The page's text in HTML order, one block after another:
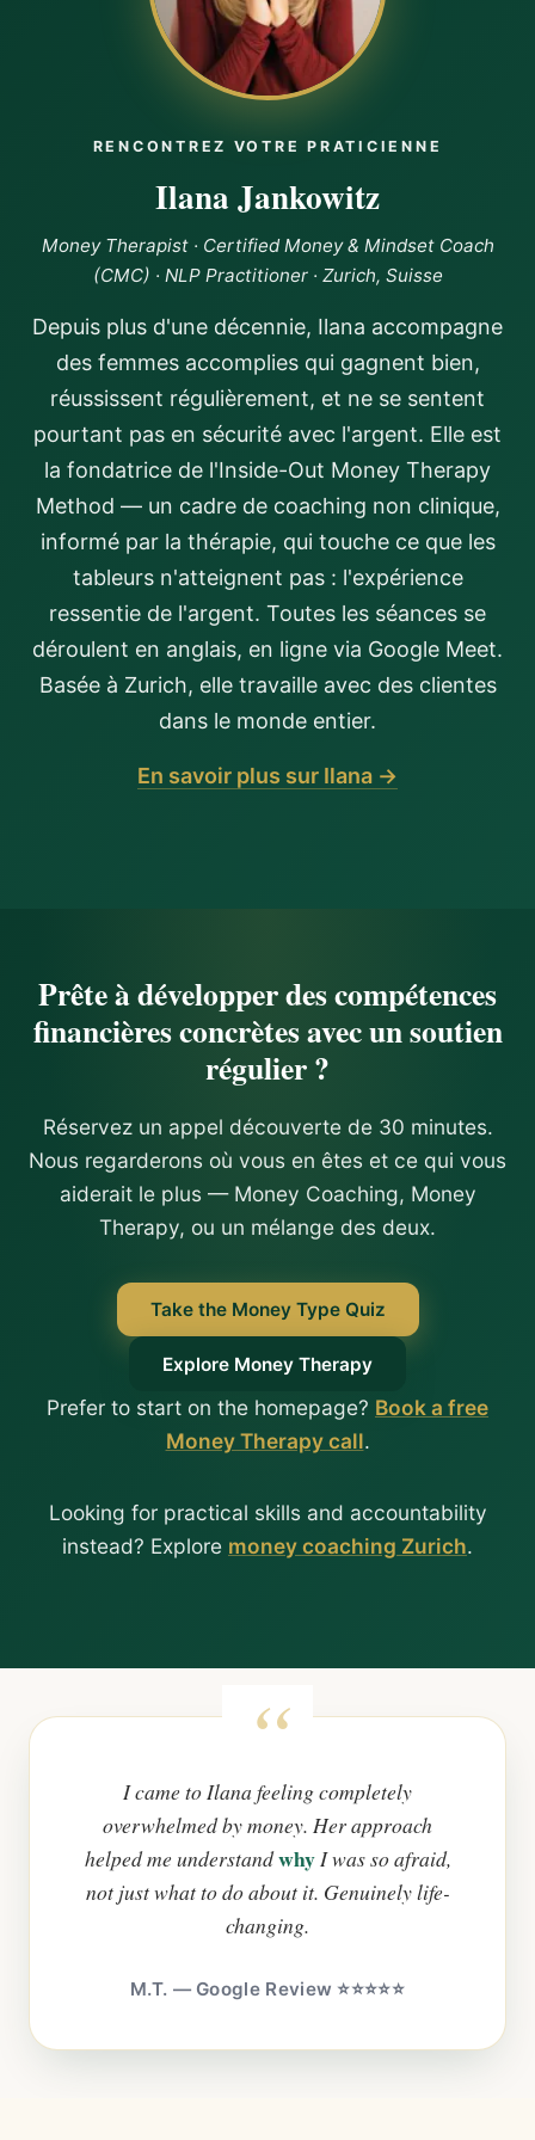
boundaries, and giving myself permission to receive. If
you're ready to break free from old money stories and
step into a life of abundance and self-empowerment, I
RENCONTREZ VOTRE PRATICIENNE
Ilana Jankowitz
Money Therapist · Certified Money & Mindset Coach
(CMC) · NLP Practitioner · Zurich, Suisse
Depuis plus d'une décennie, Ilana accompagne
des femmes accomplies qui gagnent bien,
réussissent régulièrement, et ne se sentent
pourtant pas en sécurité avec l'argent. Elle est
la fondatrice de l'Inside-Out Money Therapy
Method — un cadre de coaching non clinique,
informé par la thérapie, qui touche ce que les
tableurs n'atteignent pas : l'expérience
ressentie de l'argent. Toutes les séances se
déroulent en anglais, en ligne via Google Meet.
Basée à Zurich, elle travaille avec des clientes
dans le monde entier.
En savoir plus sur Ilana →
Prête à développer des compétences
financières concrètes avec un soutien
régulier ?
Réservez un appel découverte de 30 minutes.
Nous regarderons où vous en êtes et ce qui vous
aiderait le plus — Money Coaching, Money
Therapy, ou un mélange des deux.
Take the Money Type Quiz
Explore Money Therapy
Prefer to start on the homepage? Book a free
Money Therapy call.
Looking for practical skills and accountability
instead? Explore money coaching Zurich.
I came to Ilana feeling completely
overwhelmed by money. Her approach
helped me understandwhyI was so afraid,
not just what to do about it. Genuinely life-
changing.
M.T. — Google Review ⭐⭐⭐⭐⭐